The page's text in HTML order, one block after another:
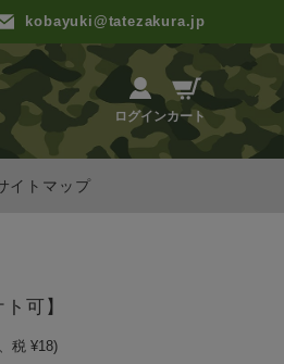
kobayuki@tatezakura.jp
ログインカート
イトマップ
可】
税 ¥18)